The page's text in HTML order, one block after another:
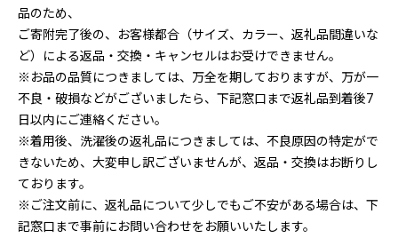
品のため、
ご寄附完了後の、お客様都合（サイズ、カラー、返礼品間違いな
ど）による返品・交換・キャンセルはお受けできません。
※お品の品質につきましては、万全を期しておりますが、万が一
不良・破損などがございましたら、下記窓口まで返礼品到着後7
日以内にご連絡ください。
※着用後、洗濯後の返礼品につきましては、不良原因の特定がで
きないため、大変申し訳ございませんが、返品・交換はお断りし
ております。
※ご注文前に、返礼品について少しでもご不安がある場合は、下
記窓口まで事前にお問い合わせをお願いいたします。